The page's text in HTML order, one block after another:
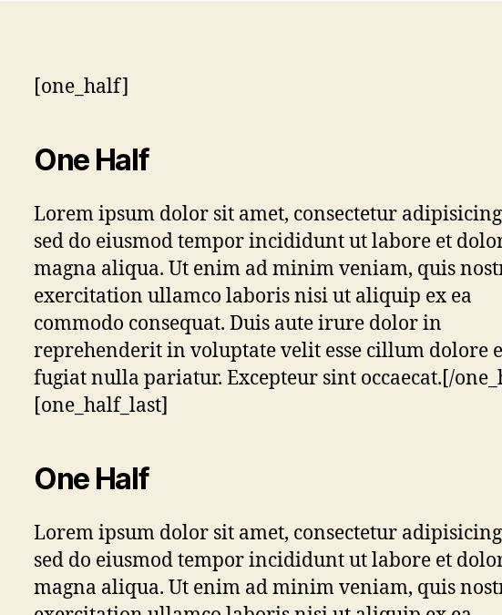
[one_half]
One Half
Lorem ipsum dolor sit amet, consectetur
sed do eiusmod tempor incididunt ut labore et
magna aliqua. Ut enim ad minim veniam, quis
exercitation ullamco laboris nisi ut aliquip ex ea
commodo consequat. Duis aute irure dolor in
reprehenderit in voluptate velit esse cillum dolore
fugiat nulla pariatur. Excepteur sint occaecat.[/
[one_half_last]
One Half
Lorem ipsum dolor sit amet, consectetur
sed do eiusmod tempor incididunt ut labore et
magna aliqua. Ut enim ad minim veniam, quis